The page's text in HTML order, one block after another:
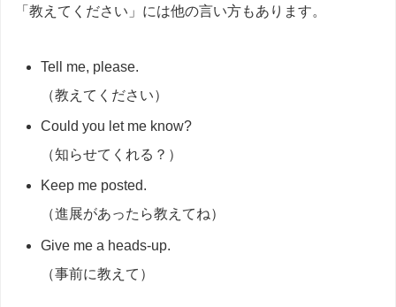
「教えてください」には他の言い方もあります。
Tell me, please.
（教えてください）
Could you let me know?
（知らせてくれる？）
Keep me posted.
（進展があったら教えてね）
Give me a heads-up.
（事前に教えて）